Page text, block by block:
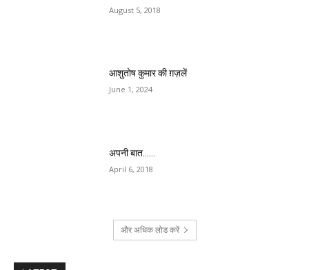
August 5, 2018
आशुतोष कुमार की ग़ज़लें
June 1, 2024
अपनी बात……
April 6, 2018
और अधिक लोड करें